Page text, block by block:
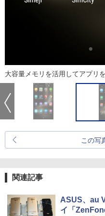
大容量メモリを活用してアプリ
この写
関連記事
ASUS、au
イ「